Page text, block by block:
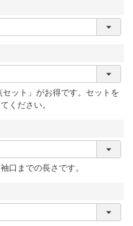
ット」がお得です。セットを
ください。
口までの長さです。